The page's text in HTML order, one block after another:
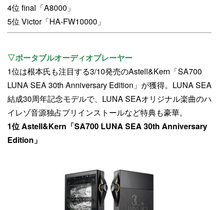
4位 final「A8000」
5位 Victor「HA-FW10000」
▽ポータブルオーディオプレーヤー
1位は根本氏も注目する3/10発売のAstell&Kern「SA700
LUNA SEA 30th Anniversary Edition」が獲得。LUNA SEA
結成30周年記念モデルで、LUNA SEAオリジナル楽曲のハ
イレゾ音源独占プリインストールなど特典も豪華。
1位 Astell&Kern「SA700 LUNA SEA 30th Anniversary
Edition」